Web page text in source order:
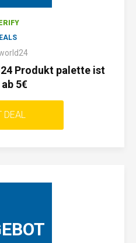
Produkt palette ist
5€
DEAL